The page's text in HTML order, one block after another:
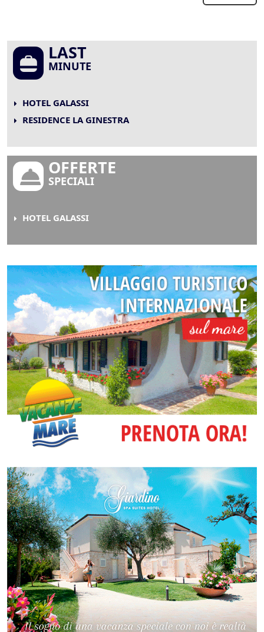
LAST
MINUTE
HOTEL GALASSI
RESIDENCE LA GINESTRA
OFFERTE
SPECIALI
HOTEL GALASSI